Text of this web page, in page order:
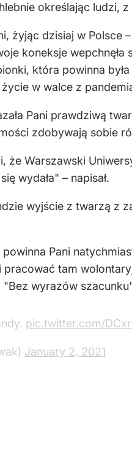
określając ludzi,
żyjąc dzisiaj w Polsce
koneksje
która powinna
w walce z
Pani prawdziwą
zdobywają sobie
że Warszawski
wydała" – napisał.
wyjście z twarzą z
Pani
pracować tam
wyrazów
pic.twitter.com/
January 2, 2021